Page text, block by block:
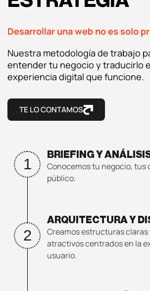
Desarrollo web
Analítica web
Desarrollar una web no es solo
Nuestra metodología de trabajo
entender tu negocio y traducirlo
experiencia digital que funcione.
TE LO CONTAMOS
1
BRIEFING Y
Conocemos tu negocio, tus
público.
2
ARQUITECTURA Y
Creamos estructuras claras
atractivos centrados en la
usuario.